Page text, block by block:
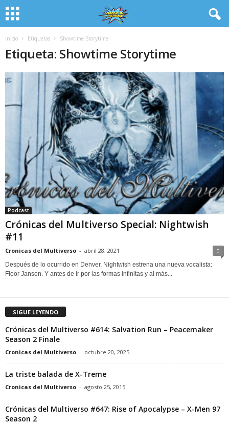
Inicio Etiquetas Showtime Storytime
Etiqueta: Showtime Storytime
Podcast
Crónicas del Multiverso Special: Nightwish
#11
Cronicas del Multiverso - abril 28, 2021 0
Después de lo ocurrido en Denver, Nightwish estrena una nueva vocalista:
Floor Jansen. Y antes de ir por las formas infinitas y al más...
SIGUE LEYENDO
Crónicas del Multiverso #614: Salvation Run – Peacemaker
Season 2 Finale
Cronicas del Multiverso - octubre 20, 2025
La triste balada de X-Treme
Cronicas del Multiverso - agosto 25, 2015
Crónicas del Multiverso #647: Rise of Apocalypse – X-Men 97
Season 2